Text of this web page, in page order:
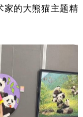
家的大熊猫主题精